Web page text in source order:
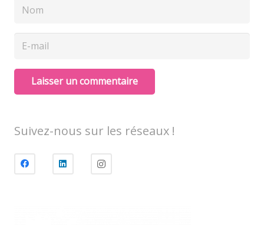
Laisser un commentaire
Suivez-nous sur les réseaux !